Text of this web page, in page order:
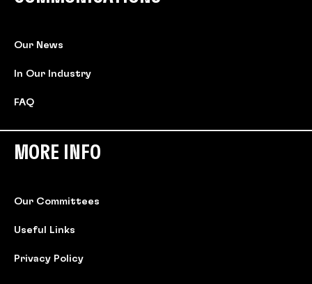
Our News
In Our Industry
FAQ
MORE INFO
Our Committees
Useful Links
Privacy Policy